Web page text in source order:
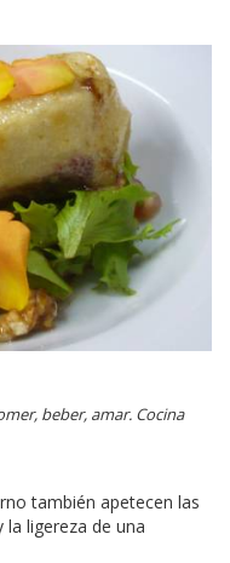
beber, amar. Cocina
también apetecen las
ligereza de una